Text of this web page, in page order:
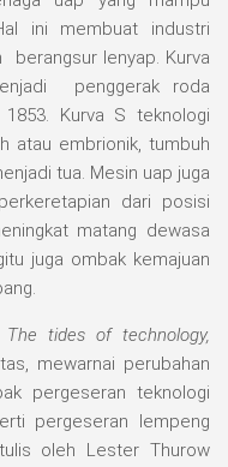
ini membuat industri
berangsur lenyap. Kurva
penggerak roda
Kurva S teknologi
atau embrionik, tumbuh
tua. Mesin uap juga
dari posisi
matang dewasa
juga ombak kemajuan
The tides of technology,
mewarnai perubahan
pergeseran teknologi
pergeseran lempeng
oleh Lester Thurow